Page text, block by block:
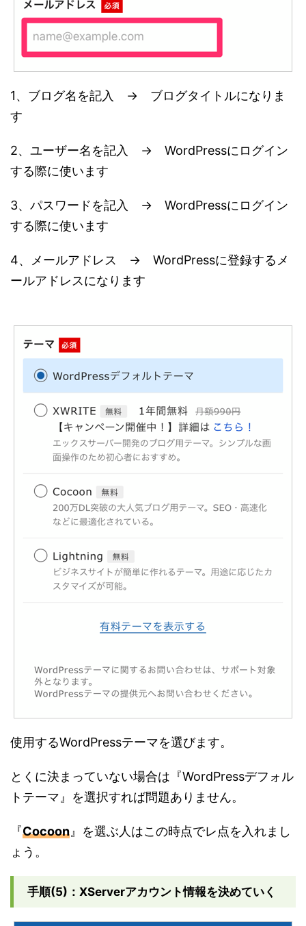
1、ブログ名を記入 → ブログタイトルになりま
す
2、ユーザー名を記入 → WordPressにログイン
する際に使います
3、パスワードを記入 → WordPressにログイン
する際に使います
4、メールアドレス → WordPressに登録するメ
ールアドレスになります
使用するWordPressテーマを選びます。
とくに決まっていない場合は『WordPressデフォル
トテーマ』を選択すれば問題ありません。
『Cocoon 』を選ぶ人はこの時点でレ点を入れまし
ょう。
手順(5)：XServerアカウント情報を決めていく